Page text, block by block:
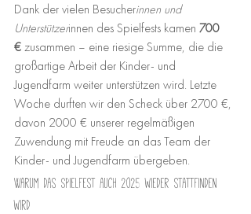
Dank der vielen Besucherinnen und
Unterstützerinnen des Spielfests kamen 700
€ zusammen – eine riesige Summe, die die
großartige Arbeit der Kinder- und
Jugendfarm weiter unterstützen wird. Letzte
Woche durften wir den Scheck über 2700 €,
davon 2000 € unserer regelmäßigen
Zuwendung mit Freude an das Team der
Kinder- und Jugendfarm übergeben.
Warum das Spielfest auch 2025 wieder stattfinden
wird